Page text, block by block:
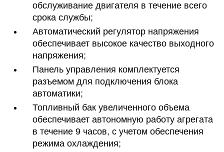
обслуживание двигателя в течение всего
срока службы;
Автоматический регулятор напряжения
обеспечивает высокое качество выходного
напряжения;
Панель управления комплектуется
разъемом для подключения блока
автоматики;
Топливный бак увеличенного объема
обеспечивает автономную работу агрегата
в течение 9 часов, с учетом обеспечения
режима охлаждения;